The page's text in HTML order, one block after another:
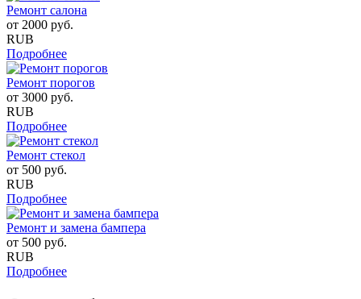
Ремонт салона
от 2000 руб.
RUB
Подробнее
Ремонт порогов
от 3000 руб.
RUB
Подробнее
Ремонт стекол
от 500 руб.
RUB
Подробнее
Ремонт и замена бампера
от 500 руб.
RUB
Подробнее